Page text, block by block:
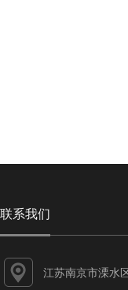
联系我们
江苏南京市溧水